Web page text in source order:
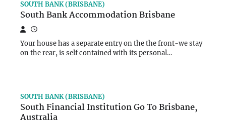
SOUTH BANK (BRISBANE)
South Bank Accommodation Brisbane
Your house has a separate entry on the the front-we stay
on the rear, is self contained with its personal…
SOUTH BANK (BRISBANE)
South Financial Institution Go To Brisbane,
Australia